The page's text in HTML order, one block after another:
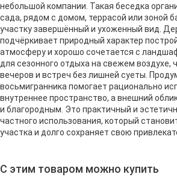
небольшой компании. Такая беседка
сада, рядом с домом, террасой или зоной
участку завершённый и ухоженный вид.
подчёркивает природный характер
атмосферу и хорошо сочетается с
для сезонного отдыха на свежем воздухе,
вечеров и встреч без лишней суеты.
восьмигранника помогает рационально
внутреннее пространство, а внешний
и благородным. Это практичный и
частного использования, который
участка и долго сохраняет свою
С этим товаром можно купить